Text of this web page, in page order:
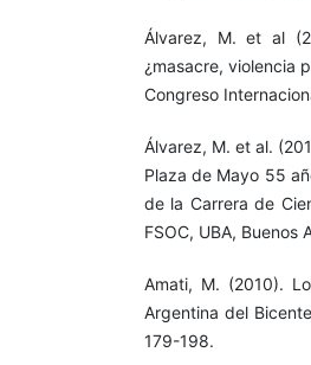
Álvarez, M. et al
¿masacre, violencia
Congreso
Álvarez, M. et al.
Plaza de Mayo 55
de la Carrera de
FSOC, UBA, Buenos
Amati, M. (2010).
Argentina del
179-198.